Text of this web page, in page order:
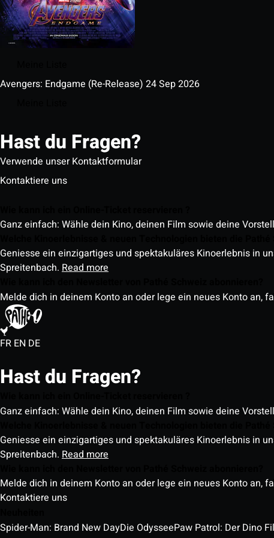
Avengers: Endgame (Re-Release) 24 Sep 2026
Hast du Fragen?
Verwende unser Kontaktformular
Kontaktiere uns
Ganz einfach: Wähle dein Kino, deinen Film sowie deine
Geniesse ein einzigartiges und spektakuläres Kinoerlebnis in
Spreitenbach. Read more
Melde dich in deinem Konto an oder lege ein neues Konto an,
FR EN DE
Hast du Fragen?
Ganz einfach: Wähle dein Kino, deinen Film sowie deine
Geniesse ein einzigartiges und spektakuläres Kinoerlebnis in
Spreitenbach. Read more
Melde dich in deinem Konto an oder lege ein neues Konto an,
Kontaktiere uns
Spider-Man: Brand New DayDie OdysseePaw Patrol: Der Dino